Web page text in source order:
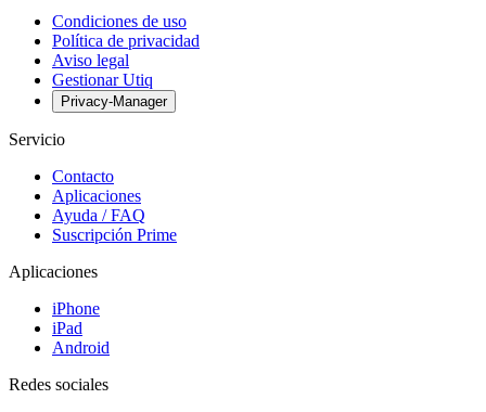
Condiciones de uso
Política de privacidad
Aviso legal
Gestionar Utiq
Privacy-Manager
Servicio
Contacto
Aplicaciones
Ayuda / FAQ
Suscripción Prime
Aplicaciones
iPhone
iPad
Android
Redes sociales